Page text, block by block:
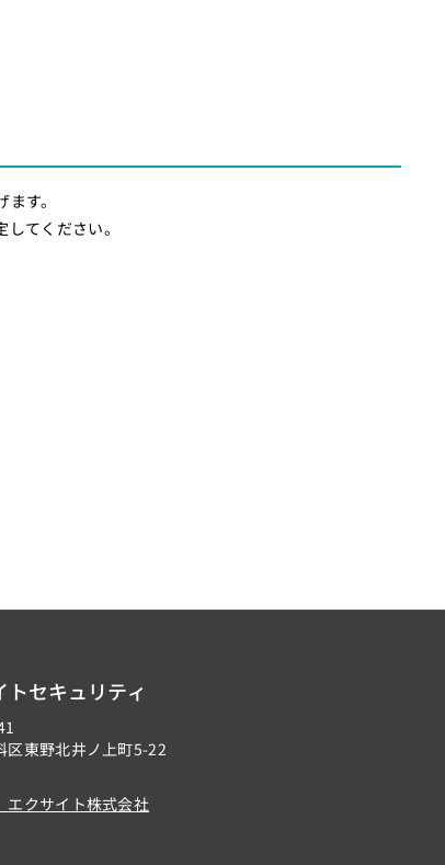
す。
てください。
トセキュリティ
区東野北井ノ上町5-22
クサイト株式会社